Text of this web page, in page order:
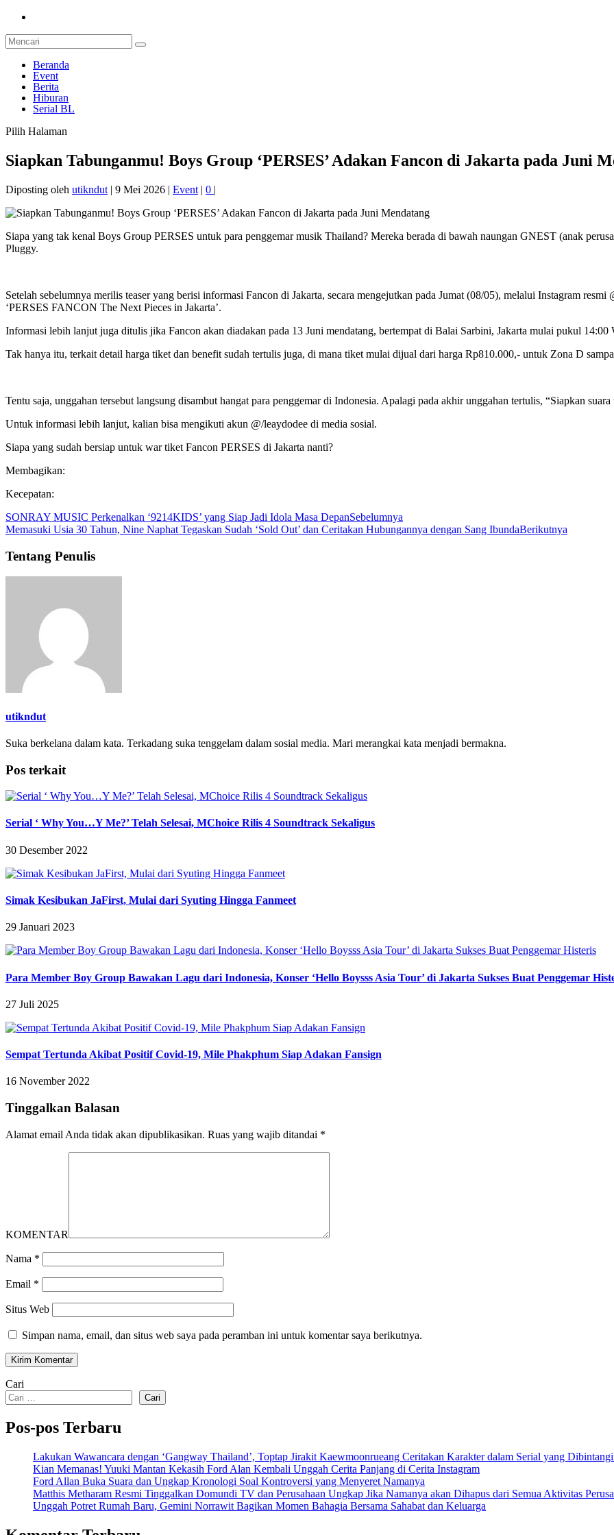
Beranda
Event
Berita
Hiburan
Serial BL
Pilih Halaman
Siapkan Tabunganmu! Boys Group ‘PERSES’ Adakan Fancon di Jakarta pada Juni
Diposting oleh utikndut | 9 Mei 2026 | Event | 0 |
Siapa yang tak kenal Boys Group PERSES untuk para penggemar musik Thailand? Mereka berada di bawah naungan GNEST (anak
Pluggy.
Setelah sebelumnya merilis teaser yang berisi informasi Fancon di Jakarta, secara mengejutkan pada Jumat (08/05), melalui Instagram
‘PERSES FANCON The Next Pieces in Jakarta’.
Informasi lebih lanjut juga ditulis jika Fancon akan diadakan pada 13 Juni mendatang, bertempat di Balai Sarbini, Jakarta mulai pukul 14:00
Tak hanya itu, terkait detail harga tiket dan benefit sudah tertulis juga, di mana tiket mulai dijual dari harga Rp810.000,- untuk Zona D
Tentu saja, unggahan tersebut langsung disambut hangat para penggemar di Indonesia. Apalagi pada akhir unggahan tertulis, “Siapkan
Untuk informasi lebih lanjut, kalian bisa mengikuti akun @/leaydodee di media sosial.
Siapa yang sudah bersiap untuk war tiket Fancon PERSES di Jakarta nanti?
Membagikan:
Kecepatan:
SONRAY MUSIC Perkenalkan ‘9214KIDS’ yang Siap Jadi Idola Masa DepanSebelumnya
Memasuki Usia 30 Tahun, Nine Naphat Tegaskan Sudah ‘Sold Out’ dan Ceritakan Hubungannya dengan Sang IbundaBerikutnya
Tentang Penulis
utikndut
Suka berkelana dalam kata. Terkadang suka tenggelam dalam sosial media. Mari merangkai kata menjadi bermakna.
Pos terkait
Serial ‘ Why You…Y Me?’ Telah Selesai, MChoice Rilis 4 Soundtrack Sekaligus
30 Desember 2022
Simak Kesibukan JaFirst, Mulai dari Syuting Hingga Fanmeet
29 Januari 2023
Para Member Boy Group Bawakan Lagu dari Indonesia, Konser ‘Hello Boysss Asia Tour’ di Jakarta Sukses Buat Penggemar
27 Juli 2025
Sempat Tertunda Akibat Positif Covid-19, Mile Phakphum Siap Adakan Fansign
16 November 2022
Tinggalkan Balasan
Alamat email Anda tidak akan dipublikasikan. Ruas yang wajib ditandai *
KOMENTAR
Nama *
Email *
Situs Web
Simpan nama, email, dan situs web saya pada peramban ini untuk komentar saya berikutnya.
Cari
Cari
Pos-pos Terbaru
Lakukan Wawancara dengan ‘Gangway Thailand’, Toptap Jirakit Kaewmoonrueang Ceritakan Karakter dalam Serial yang
Kian Memanas! Yuuki Mantan Kekasih Ford Alan Kembali Unggah Cerita Panjang di Cerita Instagram
Ford Allan Buka Suara dan Ungkap Kronologi Soal Kontroversi yang Menyeret Namanya
Matthis Metharam Resmi Tinggalkan Domundi TV dan Perusahaan Ungkap Jika Namanya akan Dihapus dari Semua Aktivitas
Unggah Potret Rumah Baru, Gemini Norrawit Bagikan Momen Bahagia Bersama Sahabat dan Keluarga